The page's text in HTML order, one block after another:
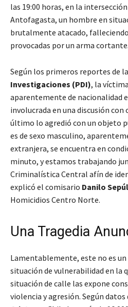
las 19:00 horas, en la
Antofagasta, un hombre en
brutalmente atacado, falleciendo
provocadas por un arma cortante.
Según los primeros reportes de la
Investigaciones (PDI), la
aparentemente de nacionalidad
involucrada en una discusión
último lo agredió con un objeto
es de sexo masculino,
extranjera, se encuentra en
minuto, y estamos trabajando
Criminalística Central afín de
explicó el comisario Danilo
Homicidios Centro Norte.
Una Tragedia
Lamentablemente, este no es un
situación de vulnerabilidad en la
situación de calle las expone
violencia y agresión. Según datos